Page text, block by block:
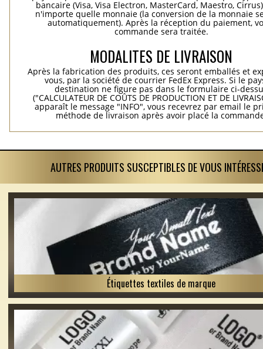
bancaire (Visa, Visa Electron, MasterCard, Maestro,
n'importe quelle monnaie (la conversion de la monnaie
automatiquement). Après la réception du paiement,
commande sera traitée.
MODALITES DE LIVRAISON
Après la fabrication des produits, ces seront emballés et
vous, par la société de courrier FedEx Express. Si le
destination ne figure pas dans le formulaire ci-
("CALCULATEUR DE COÛTS DE PRODUCTION ET DE
apparaît le message "INFO", vous recevrez par email le
méthode de livraison après avoir placé la
AUTRES PRODUITS SUSCEPTIBLES DE VOUS
Étiquettes textiles de marque